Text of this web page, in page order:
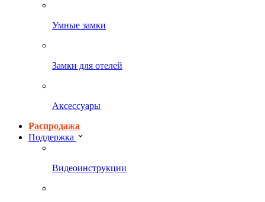
Умные замки
Замки для отелей
Аксессуары
Распродажа
Поддержка
Видеоинструкции